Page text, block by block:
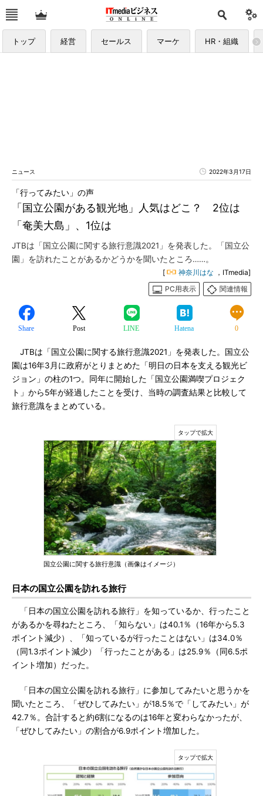
トップ 経営 セールス マーケ HR・組織
ニュース 2022年3月17日
「国立公園がある観光地」人気はどこ？ 2位は
「奄美大島」、1位は
「行ってみたい」の声
JTBは「国立公園に関する旅行意識2021」を発表した。「国立公
園」を訪れたことがあるかどうかを聞いたところ……。
[ 神奈川はな ，ITmedia]
PC用表示
関連情報
Share Post LINE Hatena 0
JTBは「国立公園に関する旅行意識2021」を発表した。国立公
園は16年3月に政府がとりまとめた「明日の日本を支える観光ビ
ジョン」の柱の1つ。同年に開始した「国立公園満喫プロジェク
ト」から5年が経過したことを受け、当時の調査結果と比較して
旅行意識をまとめている。
国立公園に関する旅行意識（画像はイメージ）
日本の国立公園を訪れる旅行
「日本の国立公園を訪れる旅行」を知っているか、行ったこと
があるかを尋ねたところ、「知らない」は40.1％（16年から5.3
ポイント減少）、「知っているが行ったことはない」は34.0％
（同1.3ポイント減少）「行ったことがある」は25.9％（同6.5ポ
イント増加）だった。
「日本の国立公園を訪れる旅行」に参加してみたいと思うかを
聞いたところ、「ぜひしてみたい」が18.5％で「してみたい」が
42.7％。合計すると約6割になるのは16年と変わらなかったが、
「ぜひしてみたい」の割合が6.9ポイント増加した。